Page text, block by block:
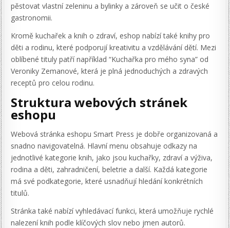
pěstovat vlastní zeleninu a bylinky a zároveň se učit o české
gastronomii.
Kromě kuchařek a knih o zdraví, eshop nabízí také knihy pro
děti a rodinu, které podporují kreativitu a vzdělávání dětí. Mezi
oblíbené tituly patří například “Kuchařka pro mého syna” od
Veroniky Zemanové, která je plná jednoduchých a zdravých
receptů pro celou rodinu.
Struktura webových stránek
eshopu
Webová stránka eshopu Smart Press je dobře organizovaná a
snadno navigovatelná. Hlavní menu obsahuje odkazy na
jednotlivé kategorie knih, jako jsou kuchařky, zdraví a výživa,
rodina a děti, zahradničení, beletrie a další. Každá kategorie
má své podkategorie, které usnadňují hledání konkrétních
titulů.
Stránka také nabízí vyhledávací funkci, která umožňuje rychlé
nalezení knih podle klíčových slov nebo jmen autorů.